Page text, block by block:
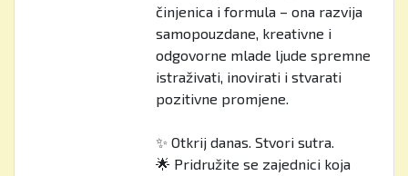
činjenica i formula – ona razvija
samopouzdane, kreativne i
odgovorne mlade ljude spremne
istraživati, inovirati i stvarati
pozitivne promjene.
✨ Otkrij danas. Stvori sutra.
🌟 Pridružite se zajednici koja